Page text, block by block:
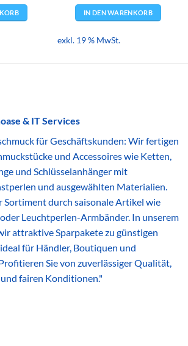
IN DEN WARENKORB
exkl. 19 % MwSt.
& IT Services
für Geschäftskunden: Wir fertigen
und Accessoires wie Ketten,
und Schlüsselanhänger mit
und ausgewählten Materialien.
Sortiment durch saisonale Artikel wie
Leuchtperlen-Armbänder. In unserem
attraktive Sparpakete zu günstigen
für Händler, Boutiquen und
Sie von zuverlässiger Qualität,
fairen Konditionen."